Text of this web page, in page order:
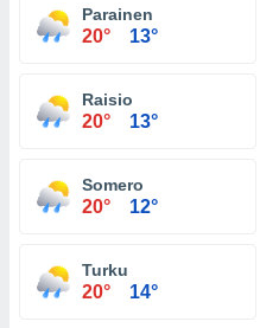
Parainen
20° 13°
Raisio
20° 13°
Somero
20° 12°
Turku
20° 14°